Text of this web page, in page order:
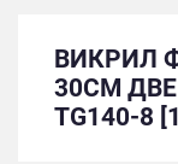
ВИКРИЛ
30СМ
TG140-8